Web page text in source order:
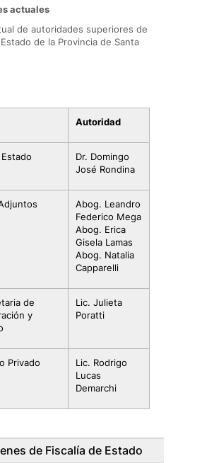
actuales
de autoridades superiores de
de la Provincia de Santa
Autoridad
Dr. Domingo
José Rondina
Abog. Leandro
Federico Mega
Abog. Erica
Gisela Lamas
Abog. Natalia
Capparelli
de
y
Lic. Julieta
Poratti
Privado
Lic. Rodrigo
Lucas
Demarchi
de Fiscalía de Estado